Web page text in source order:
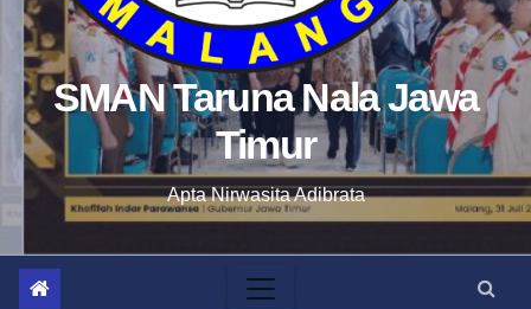
SMAN Taruna Nala Jawa
Timur
Apta Nirwasita Adibrata